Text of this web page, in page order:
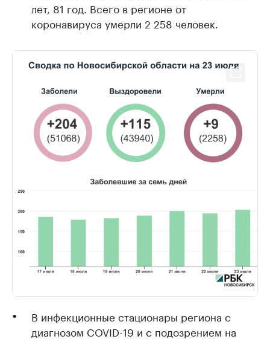
лет, 81 год. Всего в регионе от
коронавируса умерли 2 258 человек.
В инфекционные стационары региона с
диагнозом COVID-19 и с подозрением на